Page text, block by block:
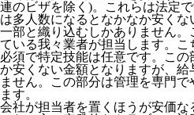
連のビザを除く)。これらは法定
は多人数になるとなかなか安く
一部と織り込むしかありません
ている我々業者が担当します。
必須で特定技能は任意です。こ
か安くない金額となりますが、給
ません。この部分は管理を専門
ます。
会社が担当者を置くほうが安価